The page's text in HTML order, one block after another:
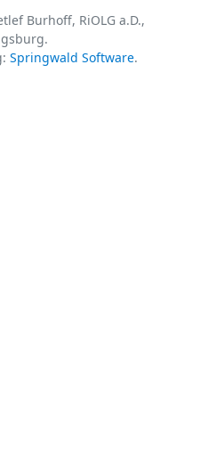
Burhoff, RiOLG a.D.,
Springwald Software.